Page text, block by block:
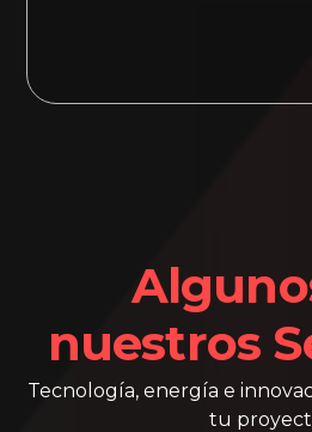
nuestros
Tecnología, energía e
tu